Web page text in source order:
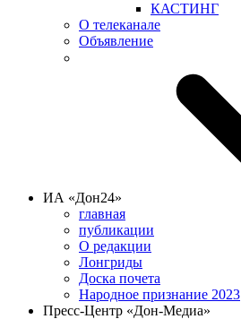
КАСТИНГ
О телеканале
Объявление
ИА «Дон24»
главная
публикации
О редакции
Лонгриды
Доска почета
Народное признание 2023
Пресс-Центр «Дон-Медиа»